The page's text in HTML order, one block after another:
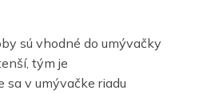
sú vhodné do umývačky
tým je
sa v umývačke riadu